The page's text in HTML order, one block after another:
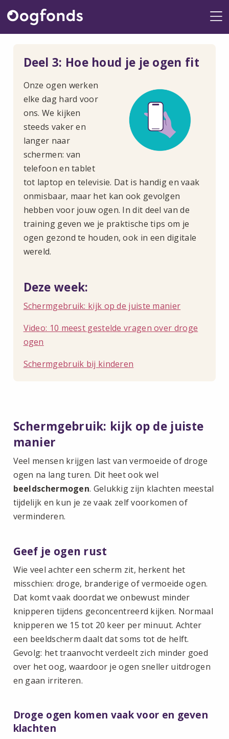
Deel 3: Hoe houd je je ogen fit
Onze ogen werken
elke dag hard voor
ons. We kijken
steeds vaker en
langer naar
schermen: van
telefoon en tablet
tot laptop en televisie. Dat is handig en vaak
onmisbaar, maar het kan ook gevolgen
hebben voor jouw ogen. In dit deel van de
training geven we je praktische tips om je
ogen gezond te houden, ook in een digitale
wereld.
Deze week:
Schermgebruik: kijk op de juiste manier
Video: 10 meest gestelde vragen over droge
ogen
Schermgebruik bij kinderen
Schermgebruik: kijk op de juiste
manier
Veel mensen krijgen last van vermoeide of droge
ogen na lang turen. Dit heet ook wel
beeldschermogen. Gelukkig zijn klachten meestal
tijdelijk en kun je ze vaak zelf voorkomen of
verminderen.
Geef je ogen rust
Wie veel achter een scherm zit, herkent het
misschien: droge, branderige of vermoeide ogen.
Dat komt vaak doordat we onbewust minder
knipperen tijdens geconcentreerd kijken. Normaal
knipperen we 15 tot 20 keer per minuut. Achter
een beeldscherm daalt dat soms tot de helft.
Gevolg: het traanvocht verdeelt zich minder goed
over het oog, waardoor je ogen sneller uitdrogen
en gaan irriteren.
Droge ogen komen vaak voor en geven
klachten